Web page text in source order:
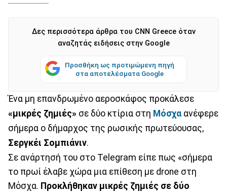
Δες περισσότερα άρθρα του CNN Greece όταν
αναζητάς ειδήσεις στην Google
Προσθήκη ως προτιμώμενη πηγή
στα αποτελέσματα Google
Ένα μη επανδρωμένο αεροσκάφος προκάλεσε
«μικρές ζημιές» σε δύο κτίρια στη Μόσχα ανέφερε
σήμερα ο δήμαρχος της ρωσικής πρωτεύουσας,
Σεργκέι Σομπιάνιν.
Σε ανάρτησή του στο Telegram είπε πως «σήμερα
το πρωί έλαβε χώρα μια επίθεση με drone στη
Μόσχα. Προκλήθηκαν μικρές ζημιές σε δύο